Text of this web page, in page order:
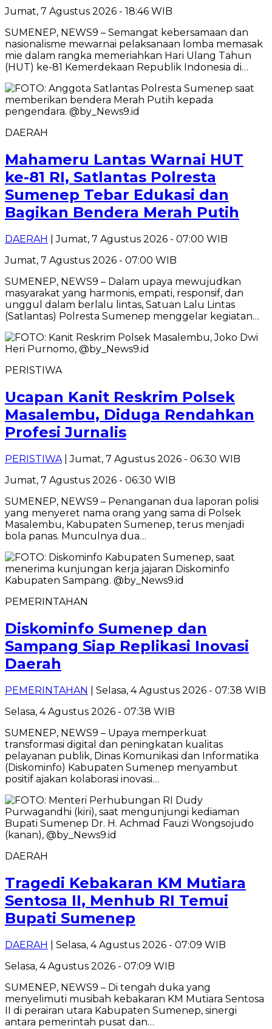
Jumat, 7 Agustus 2026 - 18:46 WIB
SUMENEP, NEWS9 – Semangat kebersamaan dan
nasionalisme mewarnai pelaksanaan lomba memasak
mie dalam rangka memeriahkan Hari Ulang Tahun
(HUT) ke-81 Kemerdekaan Republik Indonesia di…
DAERAH
Mahameru Lantas Warnai HUT
ke-81 RI, Satlantas Polresta
Sumenep Tebar Edukasi dan
Bagikan Bendera Merah Putih
DAERAH
| Jumat, 7 Agustus 2026 - 07:00 WIB
Jumat, 7 Agustus 2026 - 07:00 WIB
SUMENEP, NEWS9 – Dalam upaya mewujudkan
masyarakat yang harmonis, empati, responsif, dan
unggul dalam berlalu lintas, Satuan Lalu Lintas
(Satlantas) Polresta Sumenep menggelar kegiatan…
PERISTIWA
Ucapan Kanit Reskrim Polsek
Masalembu, Diduga Rendahkan
Profesi Jurnalis
PERISTIWA| Jumat, 7 Agustus 2026 - 06:30 WIB
Jumat, 7 Agustus 2026 - 06:30 WIB
SUMENEP, NEWS9 – Penanganan dua laporan polisi
yang menyeret nama orang yang sama di Polsek
Masalembu, Kabupaten Sumenep, terus menjadi
bola panas. Munculnya dua…
PEMERINTAHAN
Diskominfo Sumenep dan
Sampang Siap Replikasi Inovasi
Daerah
PEMERINTAHAN
| Selasa, 4 Agustus 2026 - 07:38 WIB
Selasa, 4 Agustus 2026 - 07:38 WIB
SUMENEP, NEWS9 – Upaya memperkuat
transformasi digital dan peningkatan kualitas
pelayanan publik, Dinas Komunikasi dan Informatika
(Diskominfo) Kabupaten Sumenep menyambut
positif ajakan kolaborasi inovasi…
DAERAH
Tragedi Kebakaran KM Mutiara
Sentosa II, Menhub RI Temui
Bupati Sumenep
DAERAH
| Selasa, 4 Agustus 2026 - 07:09 WIB
Selasa, 4 Agustus 2026 - 07:09 WIB
SUMENEP, NEWS9 – Di tengah duka yang
menyelimuti musibah kebakaran KM Mutiara Sentosa
II di perairan utara Kabupaten Sumenep, sinergi
antara pemerintah pusat dan…